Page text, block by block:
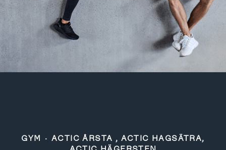
GYM · ACTIC ÅRSTA , ACTIC HAGSÄTRA,